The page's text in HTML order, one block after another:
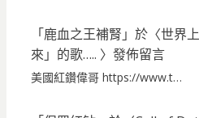
「鹿血之王補腎 」於〈世界
來」的歌….. 〉發佈留言
美國紅鑽偉哥 https://www.t…